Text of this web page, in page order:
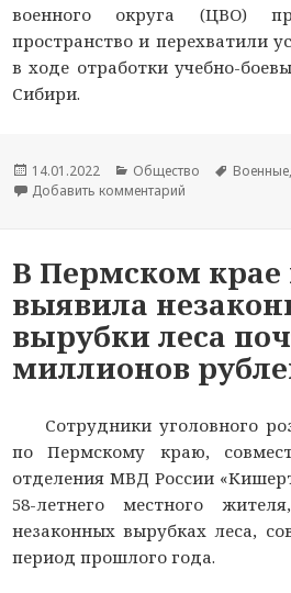
военного округа (ЦВО)
пространство и перехватили
в ходе отработки учебно-
Сибири.
Опубликовано
14.01.2022 Рубрики
Общество Метки
Военные,
Добавить комментарий
В Пермском крае
выявила
вырубки леса
миллионов
Сотрудники уголовного
по Пермскому краю,
отделения МВД России
58-летнего местного
незаконных вырубках леса,
период прошлого года.